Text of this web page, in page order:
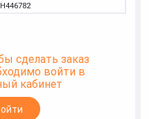
Н446782
сделать заказ
войти в
кабинет